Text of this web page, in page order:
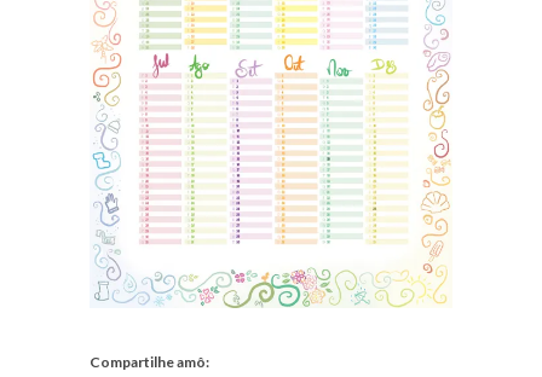
Compartilhe amô: